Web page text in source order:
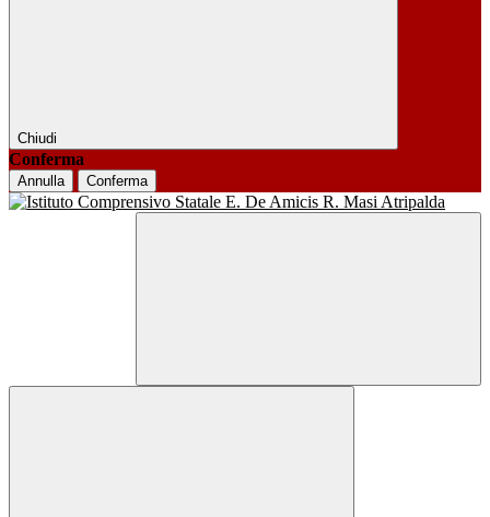
Chiudi
Conferma
Annulla Conferma